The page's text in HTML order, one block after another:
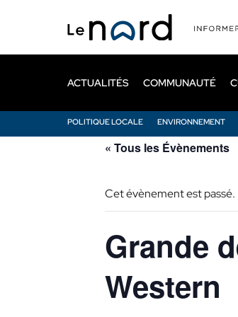
principal
ACTUALITÉS
POLITIQUE LOCALE ENVIRONNEMENT
COMMUNAUTÉ
« Tous les Évènements
Cet évènement est passé.
Grande
Western